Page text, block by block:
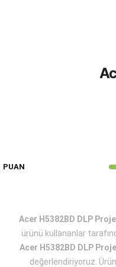
PUAN
Acer H5382BD DLP
ürünü kullananlar
Acer H5382BD DLP
değerlendiriyoruz.